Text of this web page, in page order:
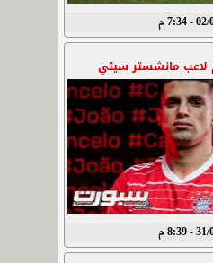
م
لاعب مانشستر سيتي
م